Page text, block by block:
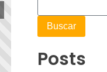
Posts